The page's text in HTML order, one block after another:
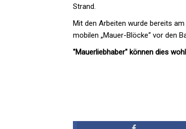
Strand.
Mit den Arbeiten wurde bereits
mobilen „Mauer-Blöcke“ vor den
"Mauerliebhaber" können dies